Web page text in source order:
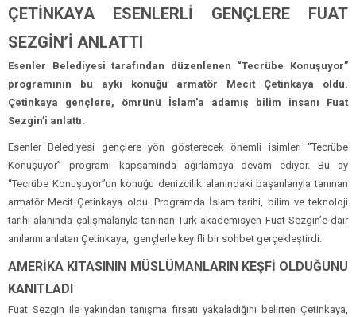
ÇETİNKAYA ESENLERLİ GENÇLERE FUAT
SEZGİN’İ ANLATTI
Esenler Belediyesi tarafından düzenlenen “Tecrübe Konuşuyor”
programının bu ayki konuğu armatör Mecit Çetinkaya oldu.
Çetinkaya gençlere, ömrünü İslam’a adamış bilim insanı Fuat
Sezgin’i anlattı.
Esenler Belediyesi gençlere yön gösterecek önemli isimleri “Tecrübe
Konuşuyor” programı kapsamında ağırlamaya devam ediyor. Bu ay
“Tecrübe Konuşuyor”un konuğu denizcilik alanındaki başarılarıyla tanınan
armatör Mecit Çetinkaya oldu. Programda İslam tarihi, bilim ve teknoloji
tarihi alanında çalışmalarıyla tanınan Türk akademisyen Fuat Sezgin’e dair
anılarını anlatan Çetinkaya, gençlerle keyifli bir sohbet gerçekleştirdi.
AMERİKA KITASININ MÜSLÜMANLARIN KEŞFİ OLDUĞUNU
KANITLADI
Fuat Sezgin ile yakından tanışma fırsatı yakaladığını belirten Çetinkaya,